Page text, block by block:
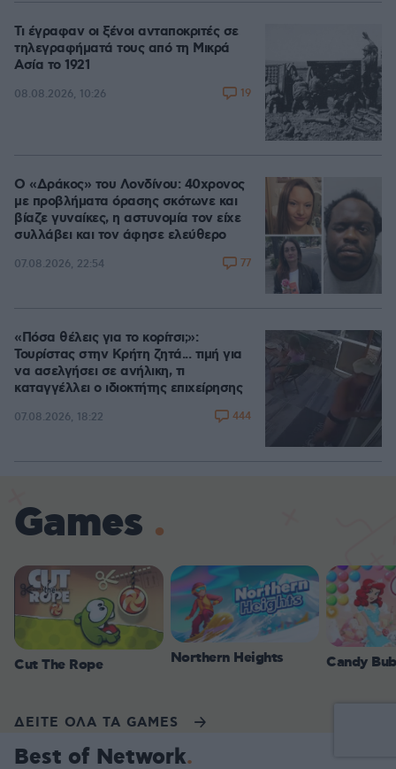
Τι έγραφαν οι ξένοι ανταποκριτές σε
τηλεγραφήματά τους από τη Μικρά
Ασία το 1921
08.08.2026, 10:26 19
Ο «Δράκος» του Λονδίνου: 40χρονος
με προβλήματα όρασης σκότωνε και
βίαζε γυναίκες, η αστυνομία τον είχε
συλλάβει και τον άφησε ελεύθερο
07.08.2026, 22:54 77
«Πόσα θέλεις για το κορίτσι;»:
Τουρίστας στην Κρήτη ζητά... τιμή για
να ασελγήσει σε ανήλικη, τι
καταγγέλλει ο ιδιοκτήτης επιχείρησης
07.08.2026, 18:22 444
Games
Cut The Rope Northern Heights Candy
ΔΕΙΤΕ ΟΛΑ ΤΑ GAMES
Best of Network